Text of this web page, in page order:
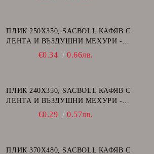
ПЛИК 250Х350, SACBOLL КАФЯВ С
ЛЕНТА И ВЪЗДУШНИ МЕХУРИ -
€0.34 0.66лв.
ПЛИК 240Х350, SACBOLL КАФЯВ С
ЛЕНТА И ВЪЗДУШНИ МЕХУРИ -
€0.29 0.57лв.
ПЛИК 370Х480, SACBOLL КАФЯВ С